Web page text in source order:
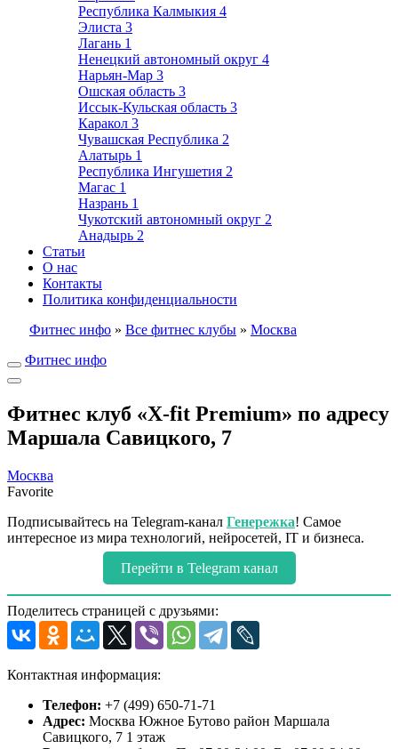
Республика Калмыкия 4
Элиста 3
Лагань 1
Ненецкий автономный округ 4
Нарьян-Мар 3
Ошская область 3
Иссык-Кульская область 3
Каракол 3
Чувашская Республика 2
Алатырь 1
Республика Ингушетия 2
Магас 1
Назрань 1
Чукотский автономный округ 2
Анадырь 2
Статьи
О нас
Контакты
Политика конфиденциальности
Фитнес инфо » Все фитнес клубы » Москва
Фитнес инфо
Фитнес клуб «X-fit Premium» по адресу
Маршала Савицкого, 7
Москва
Favorite
Подписывайтесь на Telegram-канал Генережка! Самое
интересное из мира технологий, нейросетей, IT и бизнеса.
Перейти в Telegram канал
Поделитесь страницей с друзьями:
Контактная информация:
Телефон: +7 (499) 650-71-71
Адрес: Москва Южное Бутово район Маршала
Савицкого, 7 1 этаж